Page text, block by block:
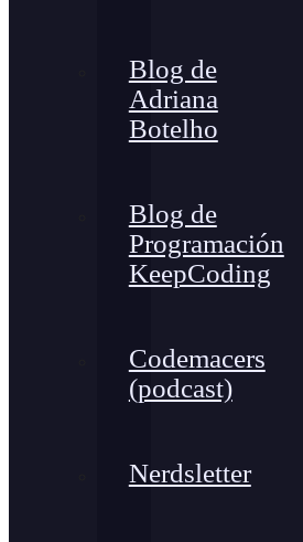
Blog de
Adriana
Botelho
Blog de
Programación
KeepCoding
Codemacers
(podcast)
Nerdsletter